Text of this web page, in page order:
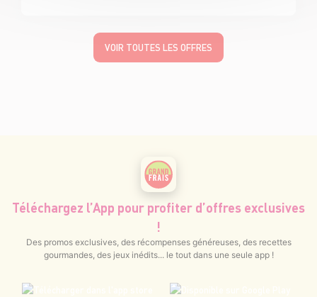
VOIR TOUTES LES OFFRES
Téléchargez l’App pour profiter d’offres exclusives
!
Des promos exclusives, des récompenses généreuses, des recettes
gourmandes, des jeux inédits... le tout dans une seule app !